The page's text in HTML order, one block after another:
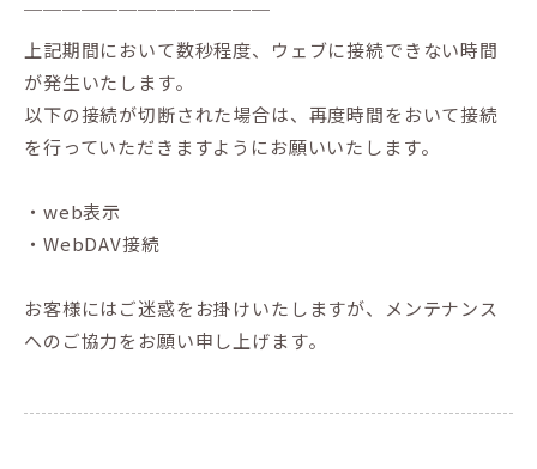
￣￣￣￣￣￣￣￣￣￣￣￣￣
上記期間において数秒程度、ウェブに接続できない時間
が発生いたします。
以下の接続が切断された場合は、再度時間をおいて接続
を行っていただきますようにお願いいたします。
・web表示
・WebDAV接続
お客様にはご迷惑をお掛けいたしますが、メンテナンス
へのご協力をお願い申し上げます。